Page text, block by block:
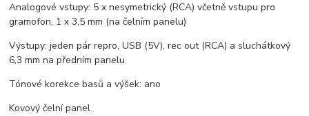
Analogové vstupy: 5 x nesymetrický (RCA) včetně vstupu pro
gramofon, 1 x 3,5 mm (na čelním panelu)
Výstupy: jeden pár repro, USB (5V), rec out (RCA) a sluchátkový
6,3 mm na předním panelu
Tónové korekce basů a výšek: ano
Kovový čelní panel